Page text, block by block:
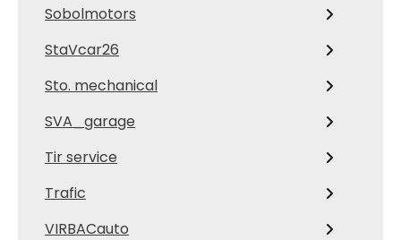
Sobolmotors
StaVcar26
Sto. mechanical
SVA_garage
Tir service
Trafic
VIRBACauto